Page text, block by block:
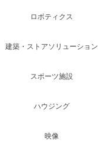
ロボティクス
建築・ストアソリューション
スポーツ施設
ハウジング
映像